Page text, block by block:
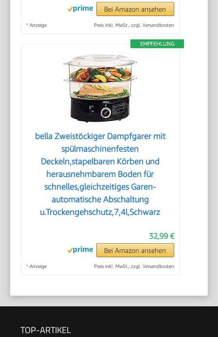
Bei Amazon ansehen
* Anzeige Preis inkl. MwSt., zzgl. Versandkosten
EMPFEHLUNG
bella Zweistöckiger Dampfgarer mit
spülmaschinenfesten
Deckeln,stapelbaren Körben und
herausnehmbarem Boden für
schnelles,gleichzeitiges Garen-
automatische Abschaltung
u.Trockengehschutz,7,4l,Schwarz
32,99 €
Bei Amazon ansehen
* Anzeige Preis inkl. MwSt., zzgl. Versandkosten
TOP-ARTIKEL